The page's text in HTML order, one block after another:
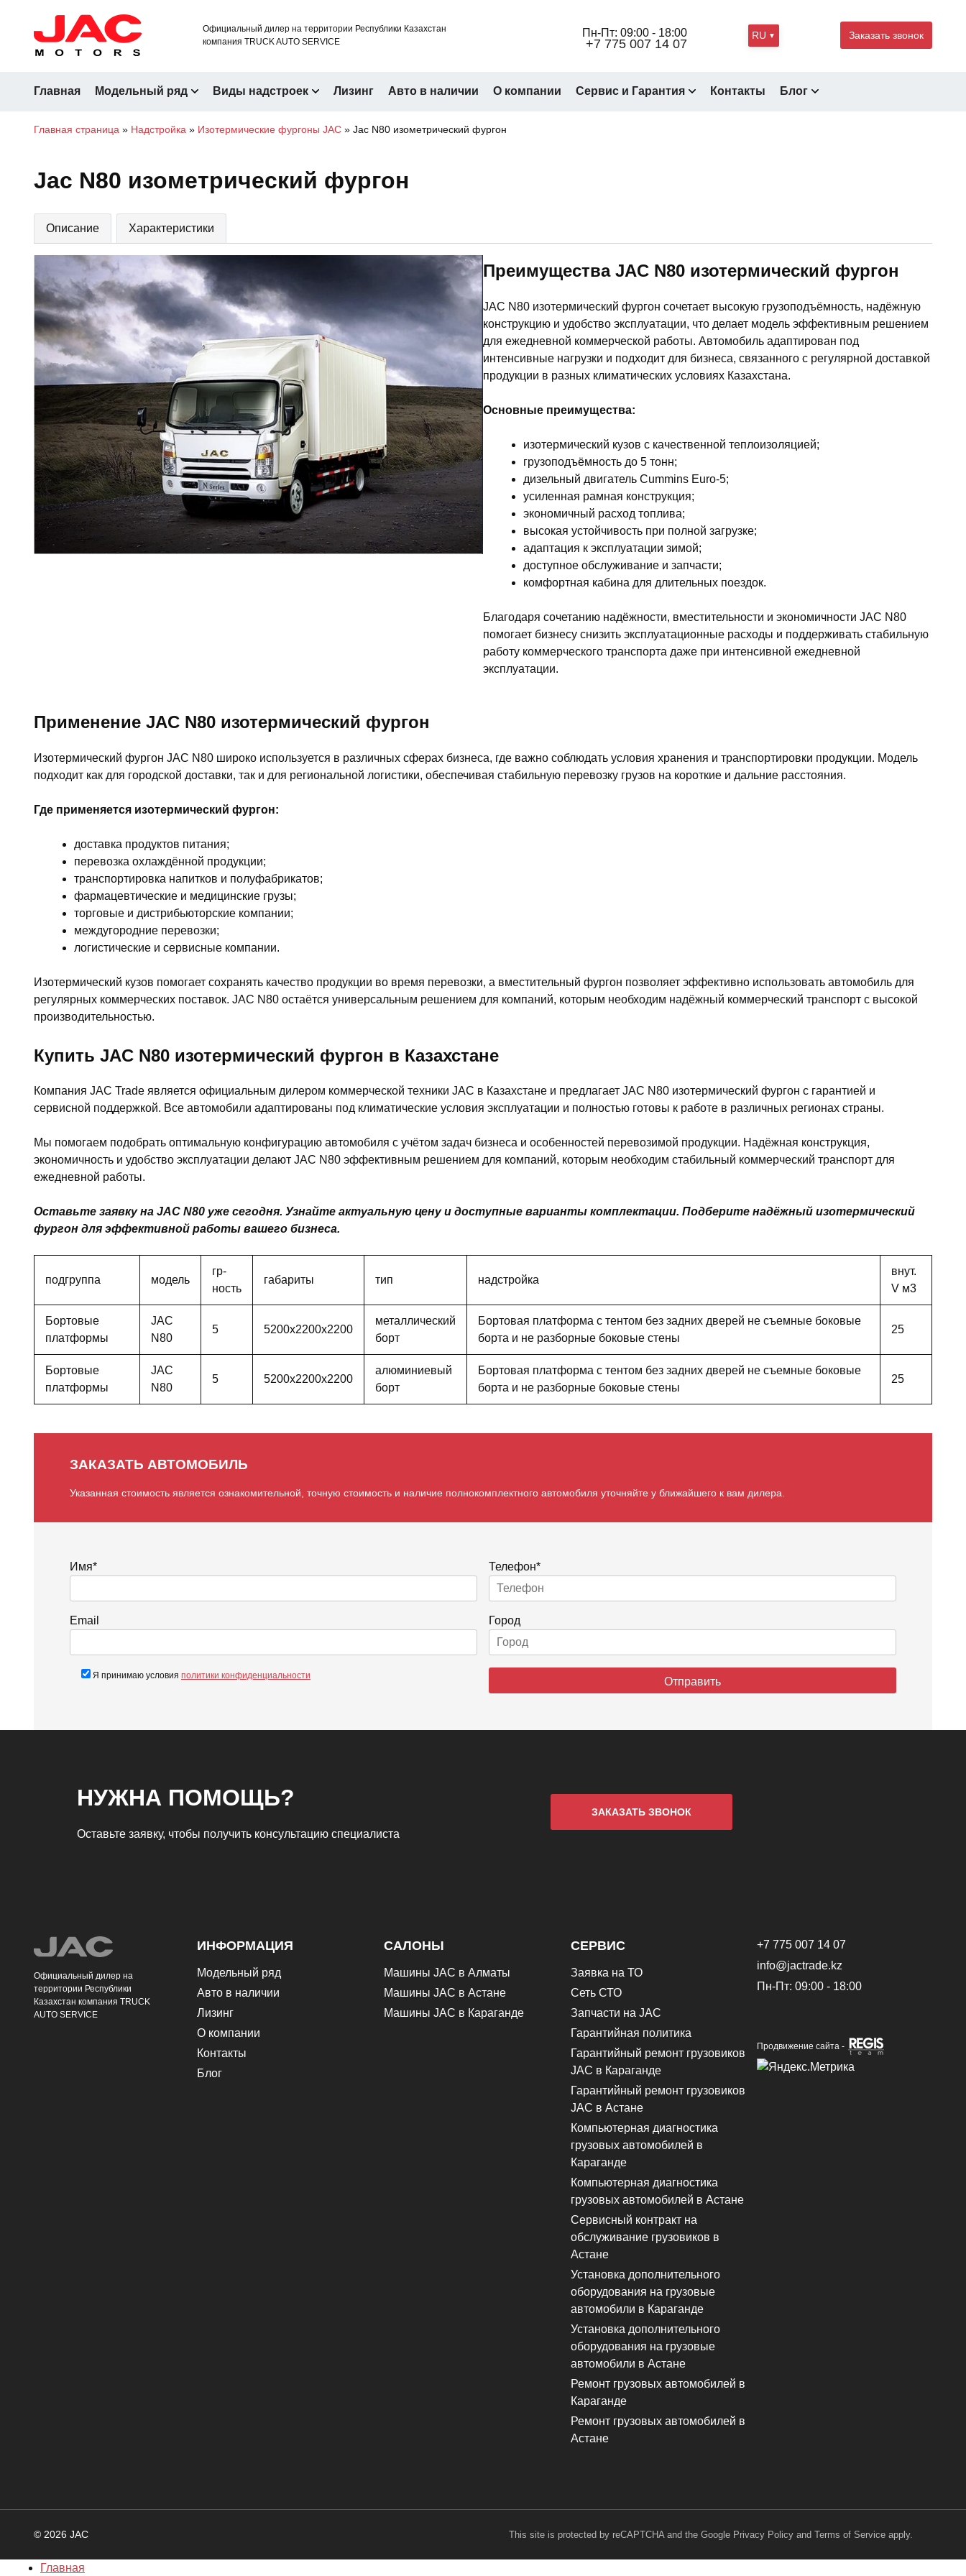
Официальный дилер на территории Республики Казахстан
компания TRUCK AUTO SERVICE
Пн-Пт: 09:00 - 18:00
+7 775 007 14 07
RU Заказать звонок
Главная Модельный ряд Виды надстроек Лизинг Авто в наличии О компании Сервис и Гарантия Контакты Блог
Главная страница » Надстройка » Изотермические фургоны JAC » Jac N80 изометрический фургон
Jac N80 изометрический фургон
Описание Характеристики
Преимущества JAC N80 изотермический фургон
JAC N80 изотермический фургон сочетает высокую грузоподъёмность, надёжную
конструкцию и удобство эксплуатации, что делает модель эффективным решением
для ежедневной коммерческой работы. Автомобиль адаптирован под
интенсивные нагрузки и подходит для бизнеса, связанного с регулярной доставкой
продукции в разных климатических условиях Казахстана.
Основные преимущества:
изотермический кузов с качественной теплоизоляцией;
грузоподъёмность до 5 тонн;
дизельный двигатель Cummins Euro-5;
усиленная рамная конструкция;
экономичный расход топлива;
высокая устойчивость при полной загрузке;
адаптация к эксплуатации зимой;
доступное обслуживание и запчасти;
комфортная кабина для длительных поездок.
Благодаря сочетанию надёжности, вместительности и экономичности JAC N80
помогает бизнесу снизить эксплуатационные расходы и поддерживать стабильную
работу коммерческого транспорта даже при интенсивной ежедневной
эксплуатации.
Применение JAC N80 изотермический фургон
Изотермический фургон JAC N80 широко используется в различных сферах бизнеса, где важно соблюдать условия хранения и транспортировки продукции. Модель
подходит как для городской доставки, так и для региональной логистики, обеспечивая стабильную перевозку грузов на короткие и дальние расстояния.
Где применяется изотермический фургон:
доставка продуктов питания;
перевозка охлаждённой продукции;
транспортировка напитков и полуфабрикатов;
фармацевтические и медицинские грузы;
торговые и дистрибьюторские компании;
междугородние перевозки;
логистические и сервисные компании.
Изотермический кузов помогает сохранять качество продукции во время перевозки, а вместительный фургон позволяет эффективно использовать автомобиль для
регулярных коммерческих поставок. JAC N80 остаётся универсальным решением для компаний, которым необходим надёжный коммерческий транспорт с высокой
производительностью.
Купить JAC N80 изотермический фургон в Казахстане
Компания JAC Trade является официальным дилером коммерческой техники JAC в Казахстане и предлагает JAC N80 изотермический фургон с гарантией и
сервисной поддержкой. Все автомобили адаптированы под климатические условия эксплуатации и полностью готовы к работе в различных регионах страны.
Мы помогаем подобрать оптимальную конфигурацию автомобиля с учётом задач бизнеса и особенностей перевозимой продукции. Надёжная конструкция,
экономичность и удобство эксплуатации делают JAC N80 эффективным решением для компаний, которым необходим стабильный коммерческий транспорт для
ежедневной работы.
Оставьте заявку на JAC N80 уже сегодня. Узнайте актуальную цену и доступные варианты комплектации. Подберите надёжный изотермический
фургон для эффективной работы вашего бизнеса.
подгруппа модель
гр-
ность
габариты тип надстройка
внут.
V м3
Бортовые
платформы
JAC
N80
5 5200х2200х2200
металлический
борт
Бортовая платформа с тентом без задних дверей не съемные боковые
борта и не разборные боковые стены
25
Бортовые
платформы
JAC
N80
5 5200х2200х2200
алюминиевый
борт
Бортовая платформа с тентом без задних дверей не съемные боковые
борта и не разборные боковые стены
25
ЗАКАЗАТЬ АВТОМОБИЛЬ
Указанная стоимость является ознакомительной, точную стоимость и наличие полнокомплектного автомобиля уточняйте у ближайшего к вам дилера.
Имя* Телефон*
Email Город
Я принимаю условия политики конфиденциальности
НУЖНА ПОМОЩЬ?
Оставьте заявку, чтобы получить консультацию специалиста
ЗАКАЗАТЬ ЗВОНОК
Официальный дилер на
территории Республики
Казахстан компания TRUCK
AUTO SERVICE
ИНФОРМАЦИЯ
Модельный ряд
Авто в наличии
Лизинг
О компании
Контакты
Блог
САЛОНЫ
Машины JAC в Алматы
Машины JAC в Астане
Машины JAC в Караганде
СЕРВИС
Заявка на ТО
Сеть СТО
Запчасти на JAC
Гарантийная политика
Гарантийный ремонт грузовиков
JAC в Караганде
Гарантийный ремонт грузовиков
JAC в Астане
Компьютерная диагностика
грузовых автомобилей в
Караганде
Компьютерная диагностика
грузовых автомобилей в Астане
Сервисный контракт на
обслуживание грузовиков в
Астане
Установка дополнительного
оборудования на грузовые
автомобили в Караганде
Установка дополнительного
оборудования на грузовые
автомобили в Астане
Ремонт грузовых автомобилей в
Караганде
Ремонт грузовых автомобилей в
Астане
+7 775 007 14 07
info@jactrade.kz
Пн-Пт: 09:00 - 18:00
Продвижение сайта -
© 2026 JAC This site is protected by reCAPTCHA and the Google Privacy Policyand Terms of Serviceapply.
Главная